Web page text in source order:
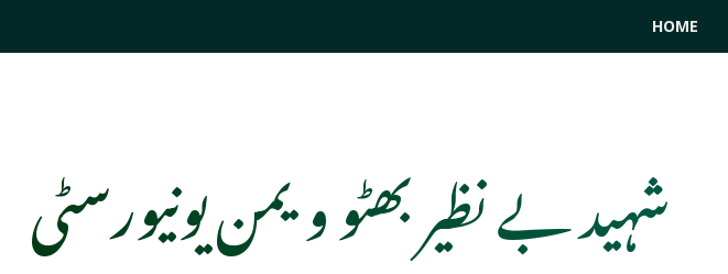
HOME
شہید بے نظیر بھٹو ویمن یونیورسٹی